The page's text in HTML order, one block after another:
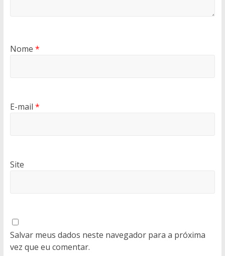
Nome *
E-mail *
Site
Salvar meus dados neste navegador para a próxima
vez que eu comentar.